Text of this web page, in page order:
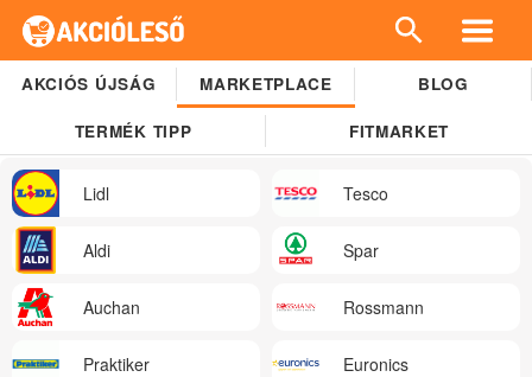
AKCIÓS ÚJSÁG MARKETPLACE BLOG
TERMÉK TIPP FITMARKET
Lidl Tesco
Aldi Spar
Auchan Rossmann
Praktiker Euronics